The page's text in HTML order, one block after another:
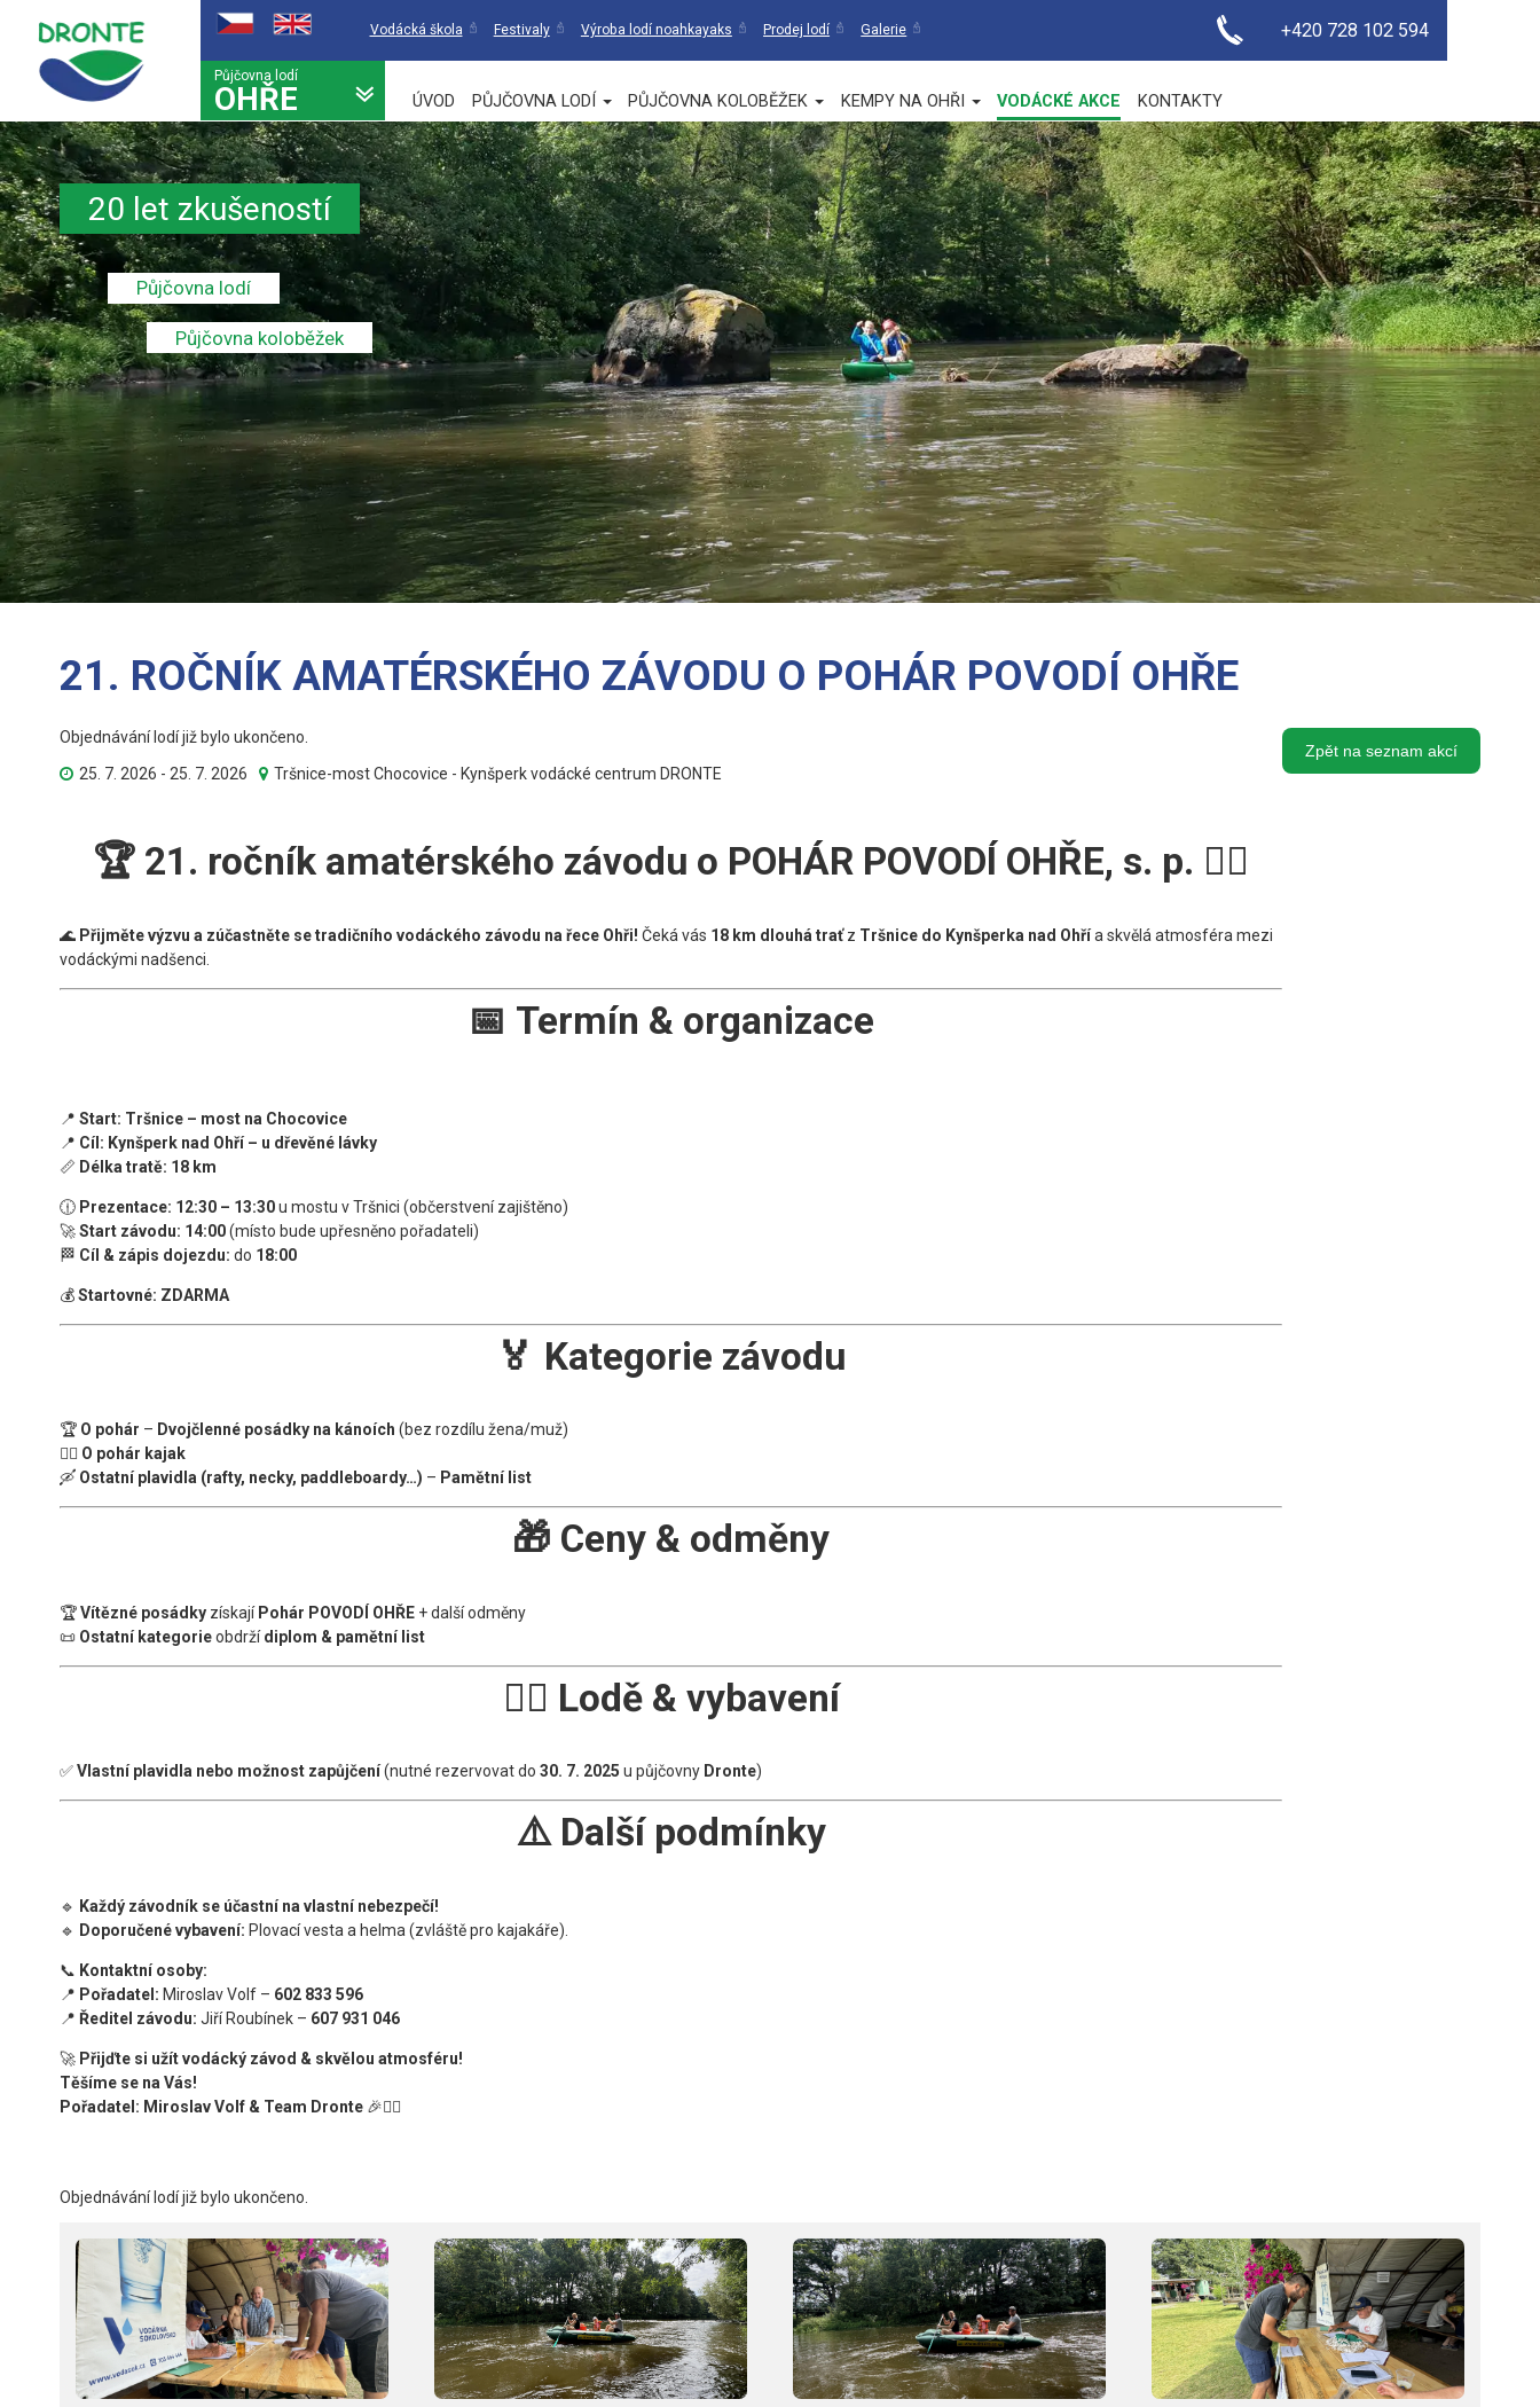
Vodácká škola Festivaly Výroba lodí noahkayaks Prodej lodí Galerie +420 728 102 594
Půjčovna lodí
OHŘE ÚVOD PŮJČOVNA LODÍ PŮJČOVNA KOLOBĚŽEK KEMPY NA OHŘI VODÁCKÉ AKCE KONTAKTY
20 let zkušeností
Půjčovna lodí
Půjčovna koloběžek
21. ROČNÍK AMATÉRSKÉHO ZÁVODU O POHÁR POVODÍ OHŘE
Zpět na seznam akcí
Objednávání lodí již bylo ukončeno.
25. 7. 2026 - 25. 7. 2026
Tršnice-most Chocovice - Kynšperk vodácké centrum DRONTE
🏆 21 . ročník amatérského závodu o POHÁR POVODÍ OHŘE, s. p. 🚣‍♂️
🌊 Přijměte výzvu a zúčastněte se tradičního vodáckého závodu na řece Ohři! Čeká vás 18 km dlouhá traťz Tršnice do Kynšperka nad Ohřía skvělá atmosféra mezi
vodáckými nadšenci.
📅 Termín & organizace
📍 Start: Tršnice – most na Chocovice
📍 Cíl: Kynšperk nad Ohří – u dřevěné lávky
📏 Délka tratě: 18 km
🕧 Prezentace: 12:30 – 13:30u mostu v Tršnici (občerstvení zajištěno)
🚀Start závodu: 14:00(místo bude upřesněno pořadateli)
🏁 Cíl & zápis dojezdu: do 18:00
💰Startovné: ZDARMA
🏅 Kategorie závodu
🏆 O pohár – Dvojčlenné posádky na kánoích (bez rozdílu žena/muž)
🚣‍♂️ O pohár kajak
🛶 Ostatní plavidla (rafty, necky, paddleboardy…) – Pamětní list
🎁 Ceny & odměny
🏆Vítězné posádky získají Pohár POVODÍ OHŘE + další odměny
📜 Ostatní kategorieobdržídiplom & pamětní list
🚣‍♂️ Lodě & vybavení
✅Vlastní plavidla nebo možnost zapůjčení(nutné rezervovat do 30. 7. 2025 u půjčovny Dronte)
⚠️ Další podmínky
🔹 Každý závodník se účastní na vlastní nebezpečí!
🔹 Doporučené vybavení: Plovací vesta a helma (zvláště pro kajakáře).
📞 Kontaktní osoby:
📍 Pořadatel: Miroslav Volf – 602 833 596
📍 Ředitel závodu: Jiří Roubínek – 607 931 046
🚀 Přijďte si užít vodácký závod & skvělou atmosféru!
Těšíme se na Vás!
Pořadatel: Miroslav Volf & Team Dronte 🎉🚣‍♂️
Objednávání lodí již bylo ukončeno.